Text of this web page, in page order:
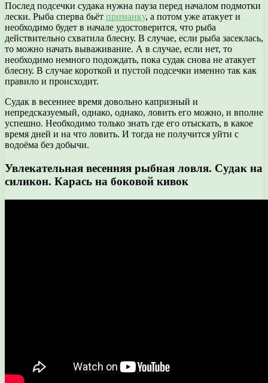
Послед подсечки судака нужна пауза перед началом подмотки
лески. Рыба сперва бьёт приманку, а потом уже атакует и
необходимо будет в начале удостоверится, что рыба
действительно схватила блесну. В случае, если рыба засеклась,
то можно начать вываживание. А в случае, если нет, то
необходимо немного подождать, пока судак снова не атакует
блесну. В случае короткой и пустой подсечки именно так как
правило и происходит.
Судак в весеннее время довольно капризный и
непредсказуемый, однако, однако, ловить его можно, и вполне
успешно. Необходимо только знать где его отыскать, в какое
время дней и на что ловить. И тогда не получится уйти с
водоёма без добычи.
Увлекательная весенняя рыбная ловля. Судак на
силикон. Карась на боковой кивок